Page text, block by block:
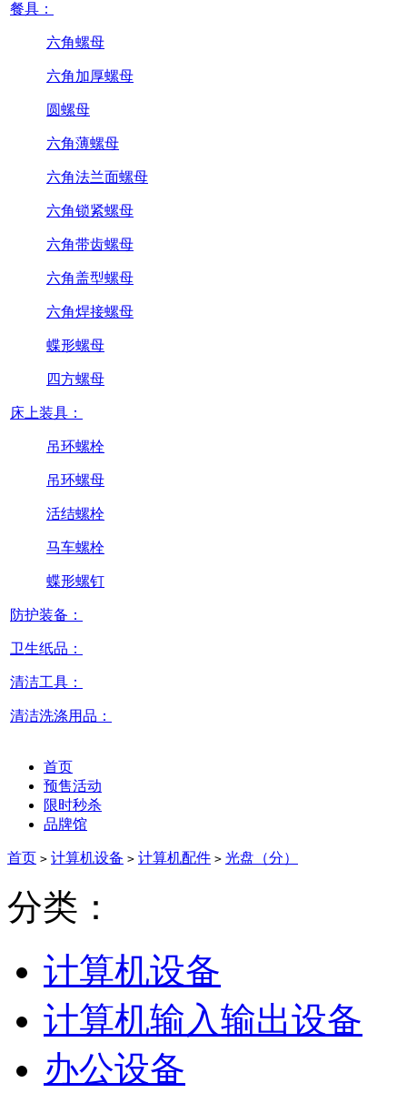
餐具：
六角螺母
六角加厚螺母
圆螺母
六角薄螺母
六角法兰面螺母
六角锁紧螺母
六角带齿螺母
六角盖型螺母
六角焊接螺母
蝶形螺母
四方螺母
床上装具：
吊环螺栓
吊环螺母
活结螺栓
马车螺栓
蝶形螺钉
防护装备：
卫生纸品：
清洁工具：
清洁洗涤用品：
首页
预售活动
限时秒杀
品牌馆
首页 > 计算机设备 > 计算机配件 > 光盘（分）
分类：
计算机设备
计算机输入输出设备
办公设备